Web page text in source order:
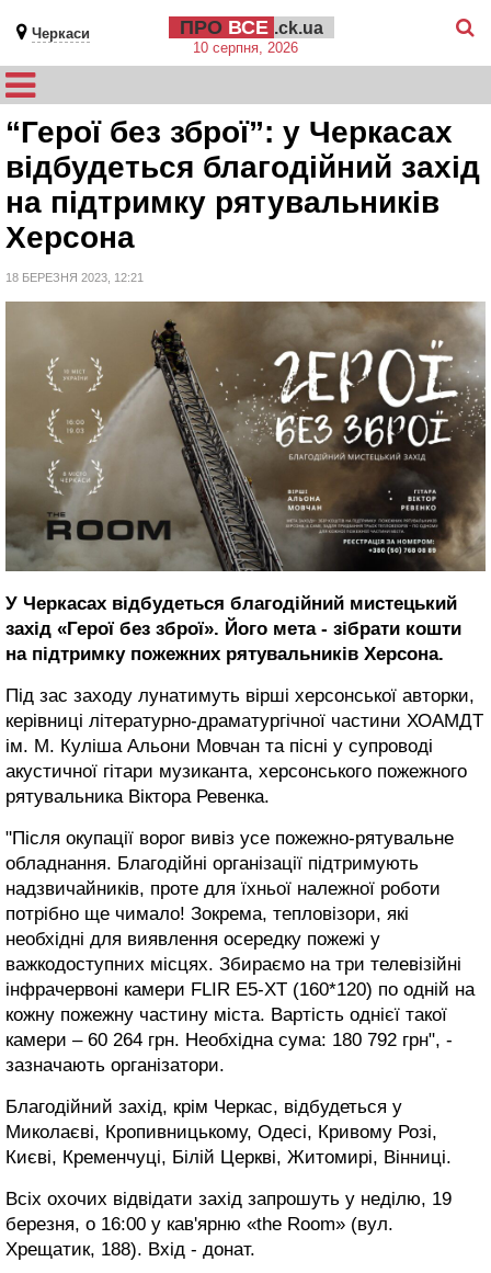
Черкаси ПРО ВСЕ .ck.ua
10 серпня, 2026
“Герої без зброї”: у Черкасах
відбудеться благодійний захід
на підтримку рятувальників
Херсона
18 БЕРЕЗНЯ 2023, 12:21
У Черкасах відбудеться благодійний мистецький
захід «Герої без зброї». Його мета - зібрати кошти
на підтримку пожежних рятувальників Херсона.
Під зас заходу лунатимуть вірші херсонської авторки,
керівниці літературно-драматургічної частини ХОАМДТ
ім. М. Куліша Альони Мовчан та пісні у супроводі
акустичної гітари музиканта, херсонського пожежного
рятувальника Віктора Ревенка.
"Після окупації ворог вивіз усе пожежно-рятувальне
обладнання. Благодійні організації підтримують
надзвичайників, проте для їхньої належної роботи
потрібно ще чимало! Зокрема, тепловізори, які
необхідні для виявлення осередку пожежі у
важкодоступних місцях. Збираємо на три телевізійні
інфрачервоні камери FLIR E5-XT (160*120) по одній на
кожну пожежну частину міста. Вартість однієї такої
камери – 60 264 грн. Необхідна сума: 180 792 грн", -
зазначають організатори.
Благодійний захід, крім Черкас, відбудеться у
Миколаєві, Кропивницькому, Одесі, Кривому Розі,
Києві, Кременчуці, Білій Церкві, Житомирі, Вінниці.
Всіх охочих відвідати захід запрошуть у неділю, 19
березня, о 16:00 у кав'ярню «the Room» (вул.
Хрещатик, 188). Вхід - донат.